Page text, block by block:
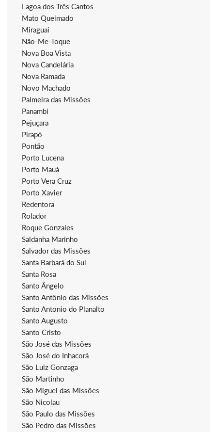
Lagoa dos Três Cantos
Mato Queimado
Miraguai
Não-Me-Toque
Nova Boa Vista
Nova Candelária
Nova Ramada
Novo Machado
Palmeira das Missões
Panambi
Pejuçara
Pirapó
Pontão
Porto Lucena
Porto Mauá
Porto Vera Cruz
Porto Xavier
Redentora
Rolador
Roque Gonzales
Saldanha Marinho
Salvador das Missões
Santa Barbará do Sul
Santa Rosa
Santo Ângelo
Santo Antônio das Missões
Santo Antonio do Planalto
Santo Augusto
Santo Cristo
São José das Missões
São José do Inhacorá
São Luiz Gonzaga
São Martinho
São Miguel das Missões
São Nicolau
São Paulo das Missões
São Pedro das Missões